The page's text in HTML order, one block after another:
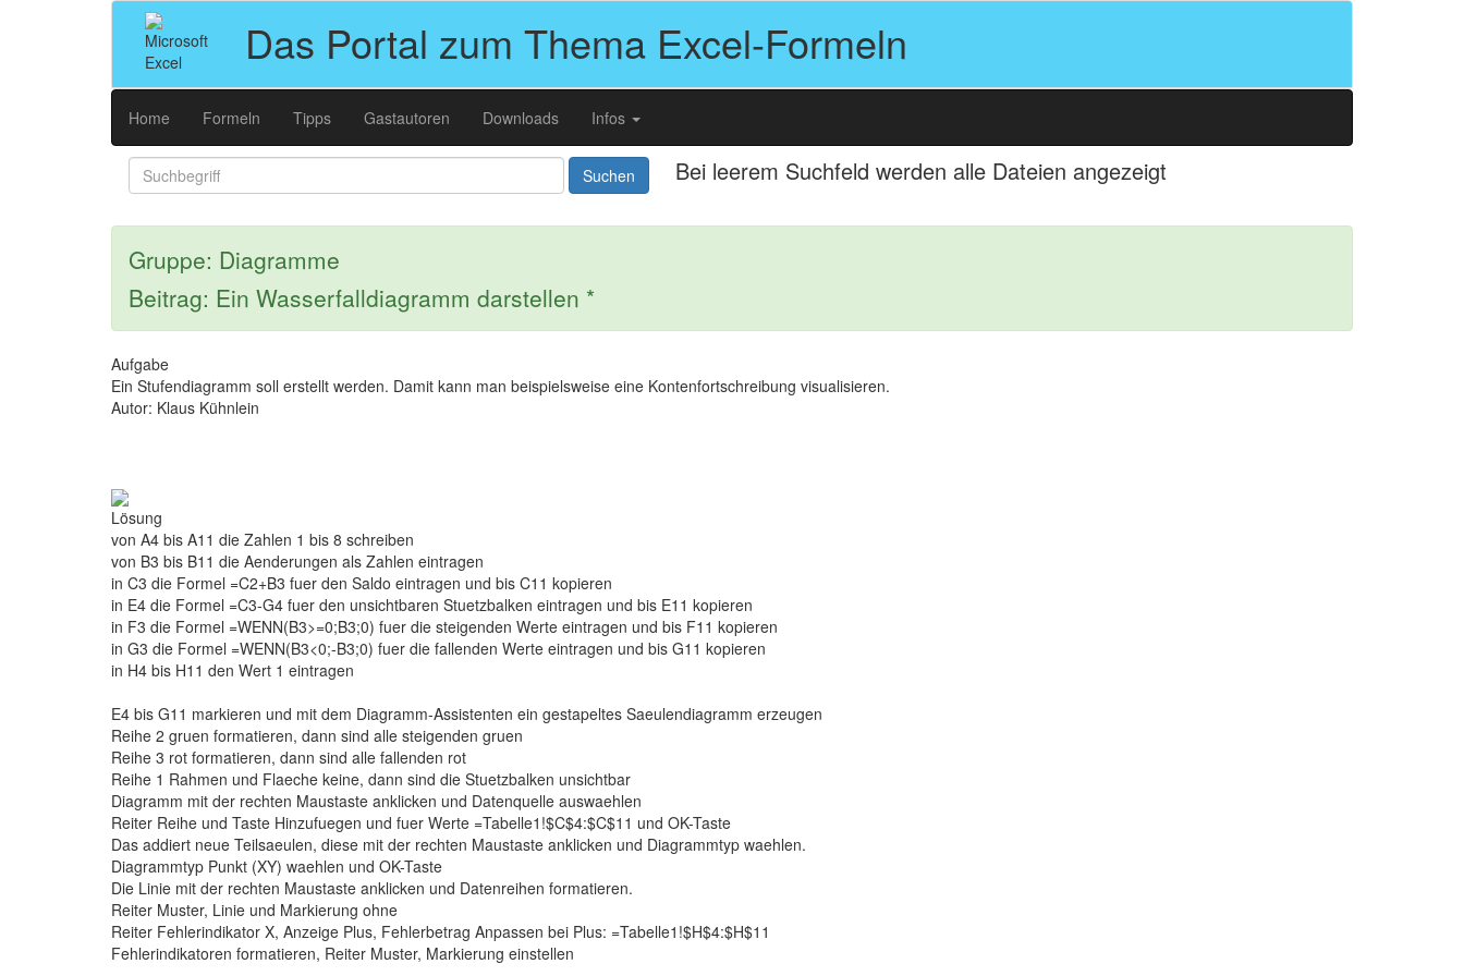
Das Portal zum Thema Excel-Formeln
Home Formeln Tipps Gastautoren Downloads Infos
Suchen Bei leerem Suchfeld werden alle Dateien angezeigt
Gruppe: Diagramme
Beitrag: Ein Wasserfalldiagramm darstellen *
Aufgabe
Ein Stufendiagramm soll erstellt werden. Damit kann man beispielsweise eine Kontenfortschreibung visualisieren.
Autor: Klaus Kühnlein
Lösung
von A4 bis A11 die Zahlen 1 bis 8 schreiben
von B3 bis B11 die Aenderungen als Zahlen eintragen
in C3 die Formel =C2+B3 fuer den Saldo eintragen und bis C11 kopieren
in E4 die Formel =C3-G4 fuer den unsichtbaren Stuetzbalken eintragen und bis E11 kopieren
in F3 die Formel =WENN(B3>=0;B3;0) fuer die steigenden Werte eintragen und bis F11 kopieren
in G3 die Formel =WENN(B3<0;-B3;0) fuer die fallenden Werte eintragen und bis G11 kopieren
in H4 bis H11 den Wert 1 eintragen
E4 bis G11 markieren und mit dem Diagramm-Assistenten ein gestapeltes Saeulendiagramm erzeugen
Reihe 2 gruen formatieren, dann sind alle steigenden gruen
Reihe 3 rot formatieren, dann sind alle fallenden rot
Reihe 1 Rahmen und Flaeche keine, dann sind die Stuetzbalken unsichtbar
Diagramm mit der rechten Maustaste anklicken und Datenquelle auswaehlen
Reiter Reihe und Taste Hinzufuegen und fuer Werte =Tabelle1!$C$4:$C$11 und OK-Taste
Das addiert neue Teilsaeulen, diese mit der rechten Maustaste anklicken und Diagrammtyp waehlen.
Diagrammtyp Punkt (XY) waehlen und OK-Taste
Die Linie mit der rechten Maustaste anklicken und Datenreihen formatieren.
Reiter Muster, Linie und Markierung ohne
Reiter Fehlerindikator X, Anzeige Plus, Fehlerbetrag Anpassen bei Plus: =Tabelle1!$H$4:$H$11
Fehlerindikatoren formatieren, Reiter Muster, Markierung einstellen